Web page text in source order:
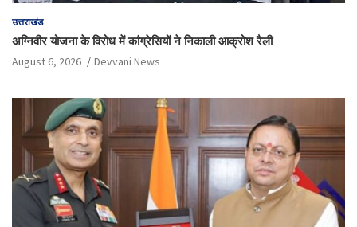
उत्तराखंड
अग्निवीर योजना के विरोध में कांग्रेसियों ने निकाली आक्रोश रैली
August 6, 2026 Devvani News